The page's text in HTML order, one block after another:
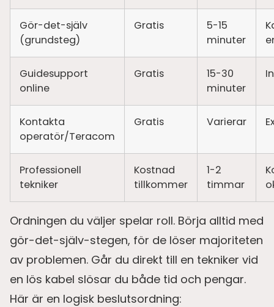
Gör-det-själv
(grundsteg)
Gratis
5-15
minuter
Guidesupport
online
Gratis
15-30
minuter
Kontakta
operatör/Teracom
Gratis Varierar
Professionell
tekniker
Kostnad
tillkommer
1-2
timmar
Ordningen du väljer spelar roll. Börja alltid med
gör-det-själv-stegen, för de löser majoriteten
av problemen. Går du direkt till en tekniker vid
en lös kabel slösar du både tid och pengar.
Här är en logisk beslutsordning: